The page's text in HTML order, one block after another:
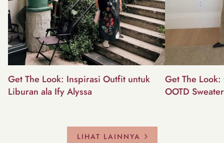
Get The Look: Inspirasi Outfit untuk
Liburan ala Ify Alyssa
Get The
OOTD
LIHAT LAINNYA